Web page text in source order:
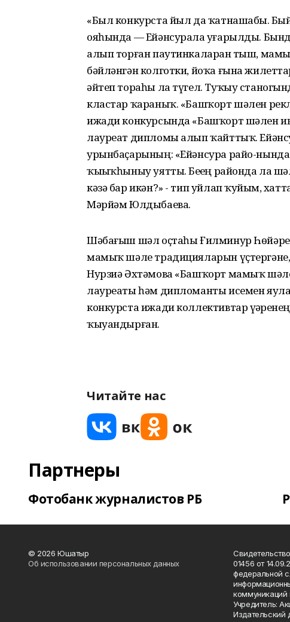
«Был конкурста йыл да ҡатнашабыҙ.
ояһында — Ейәнсурала уҙғарылды.
алып торған паутинкаларҙан тыш,
бәйләнгән колготки, йоҡа ғына
әйтеп тораһы ла түгел. Туҡыу
кластар ҡараныҡ. «Башҡорт шәлен
ижади конкурсында «Башҡорт шәлен
лауреат дипломы алып ҡайттыҡ.
урынбаҫарының: «Ейәнсура райо-нында
ҡыҙыҡһыныу уятты. Беҙҙең районда ла
кәзә бар икән?» - тип уйлап ҡуйҙым,
Мәрйәм Юлдыбаева.
Шәбағыш шәл оҫтаһы Ғилминур
мамыҡ шәле традицияларын
Нурзиә Әхтәмова «Башҡорт мамыҡ
лауреаты һәм дипломанты исемен
конкурста ижади коллективтар
ҡыуандырған.
Читайте нас
Партнеры
Фотобанк журналистов РБ
© 2026 Юшатыр
Об использовании персональных данных
01456 от
федеральной
коммуникаций
Учредитель:
Издательский